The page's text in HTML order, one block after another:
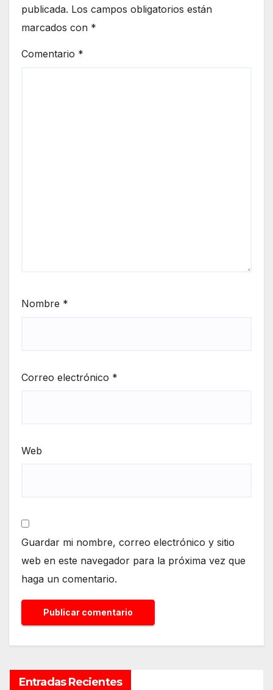
publicada. Los campos obligatorios están
marcados con *
Comentario *
Nombre *
Correo electrónico *
Web
Guardar mi nombre, correo electrónico y sitio
web en este navegador para la próxima vez que
haga un comentario.
Entradas Recientes